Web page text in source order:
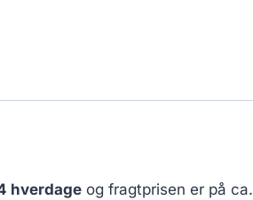
hverdage og fragtprisen er på ca.